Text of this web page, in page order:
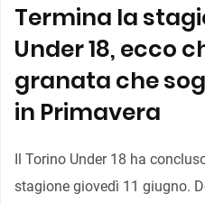
Termina la
Under 18, ecco
granata che
in Primavera
Il Torino Under 18 ha
stagione giovedì 11 giugno.